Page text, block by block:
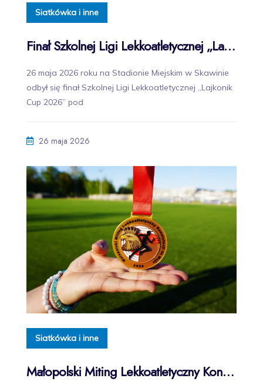
Siatkówka i inne
Finał Szkolnej Ligi Lekkoatletycznej „Lajkonik Cup 2026” w Skawinie
26 maja 2026 roku na Stadionie Miejskim w Skawinie
odbył się finał Szkolnej Ligi Lekkoatletycznej „Lajkonik
Cup 2026” pod
26 maja 2026
Siatkówka i inne
Małopolski Miting Lekkoatletyczny Konstytucji 3 Maja w Skawinie za nami!